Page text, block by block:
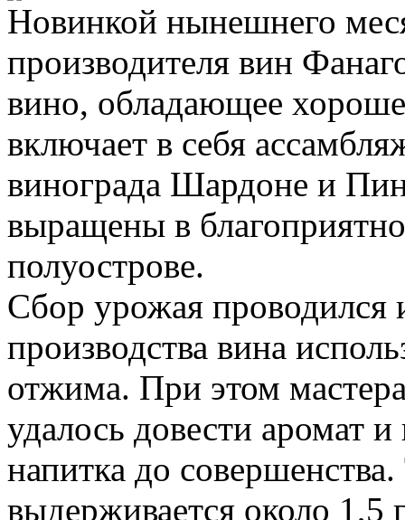
Новинкой нынешнего
производителя вин
вино, обладающее
включает в себя
винограда Шардоне и
выращены в
полуострове.
Сбор урожая проводился
производства вина
отжима. При этом
удалось довести аромат
напитка до
выдерживается около 1,5